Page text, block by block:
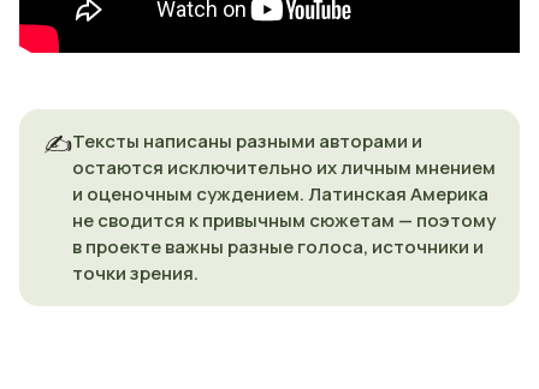
✍️Тексты написаны разными авторами и
остаются исключительно их личным мнением
и оценочным суждением. Латинская Америка
не сводится к привычным сюжетам — поэтому
в проекте важны разные голоса, источники и
точки зрения.